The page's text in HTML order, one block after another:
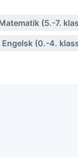
(5.-7.
Engelsk (0.-4.